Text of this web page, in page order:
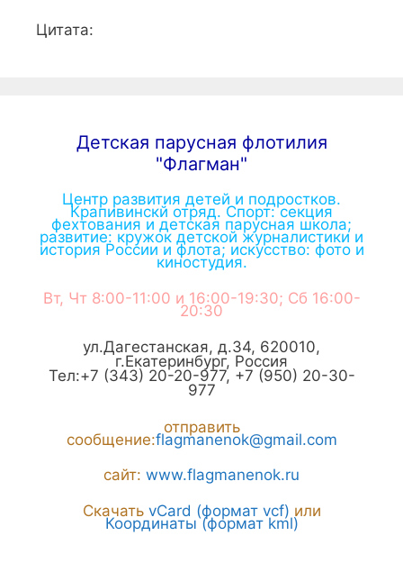
Цитата:
Детская парусная флотилия
"Флагман"
Центр развития детей и подростков.
Крапивинскй отряд. Спорт: секция
фехтования и детская парусная школа;
развитие: кружок детской журналистики и
история России и флота; искусство: фото и
киностудия.
Вт, Чт 8:00-11:00 и 16:00-19:30; Сб 16:00-
20:30
ул.Дагестанская, д.34, 620010,
г.Екатеринбург, Россия
Тел:+7 (343) 20-20-977, +7 (950) 20-30-
977
отправить
сообщение:flagmanenok@gmail.com
сайт: www.flagmanenok.ru
Скачать vCard (формат vcf) или
Координаты (формат kml)